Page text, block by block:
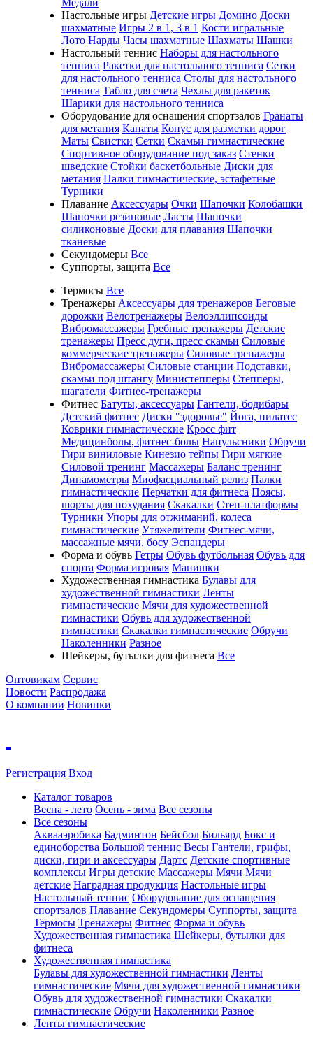
Медали
Настольные игры Детские игры Домино Доски
шахматные Игры 2 в 1, 3 в 1 Кости игральные
Лото Нарды Часы шахматные Шахматы Шашки
Настольный теннис Наборы для настольного
тенниса Ракетки для настольного тенниса Сетки
для настольного тенниса Столы для настольного
тенниса Табло для счета Чехлы для ракеток
Шарики для настольного тенниса
Оборудование для оснащения спортзалов Гранаты
для метания Канаты Конус для разметки дорог
Маты Свистки Сетки Скамьи гимнастические
Спортивное оборудование под заказ Стенки
шведские Стойки баскетбольные Диски для
метания Палки гимнастические, эстафетные
Турники
Плавание Аксессуары Очки Шапочки Колобашки
Шапочки резиновые Ласты Шапочки
силиконовые Доски для плавания Шапочки
тканевые
Секундомеры Все
Суппорты, защита Все
Термосы Все
Тренажеры Аксессуары для тренажеров Беговые
дорожки Велотренажеры Велоэллипсоиды
Вибромассажеры Гребные тренажеры Детские
тренажеры Пресс дуги, пресс скамьи Силовые
коммерческие тренажеры Силовые тренажеры
Вибромассажеры Силовые станции Подставки,
скамьи под штангу Министепперы Степперы,
шагатели Фитнес-тренажеры
Фитнес Батуты, аксессуары Гантели, бодибары
Детский фитнес Диски "здоровье" Йога, пилатес
Коврики гимнастические Кросс фит
Медицинболы, фитнес-болы Напульсники Обручи
Гири виниловые Кинезио тейпы Гири мягкие
Силовой тренинг Массажеры Баланс тренинг
Динамометры Миофасциальный релиз Палки
гимнастические Перчатки для фитнеса Поясы,
шорты для похудания Скакалки Степ-платформы
Турники Упоры для отжиманий, колеса
гимнастические Утяжелители Фитнес-мячи,
массажные мячи, босу Эспандеры
Форма и обувь Гетры Обувь футбольная Обувь для
спорта Форма игровая Манишки
Художественная гимнастика Булавы для
художественной гимнастики Ленты
гимнастические Мячи для художественной
гимнастики Обувь для художественной
гимнастики Скакалки гимнастические Обручи
Наколенники Разное
Шейкеры, бутылки для фитнеса Все
Оптовикам Сервис
Новости Распродажа
О компании Новинки
Регистрация Вход
Каталог товаров
Весна - лето Осень - зима Все сезоны
Все сезоны
Аквааэробика Бадминтон Бейсбол Бильярд Бокс и
единоборства Большой теннис Весы Гантели, грифы,
диски, гири и аксессуары Дартс Детские спортивные
комплексы Игры детские Массажеры Мячи Мячи
детские Наградная продукция Настольные игры
Настольный теннис Оборудование для оснащения
спортзалов Плавание Секундомеры Суппорты, защита
Термосы Тренажеры Фитнес Форма и обувь
Художественная гимнастика Шейкеры, бутылки для
фитнеса
Художественная гимнастика
Булавы для художественной гимнастики Ленты
гимнастические Мячи для художественной гимнастики
Обувь для художественной гимнастики Скакалки
гимнастические Обручи Наколенники Разное
Ленты гимнастические